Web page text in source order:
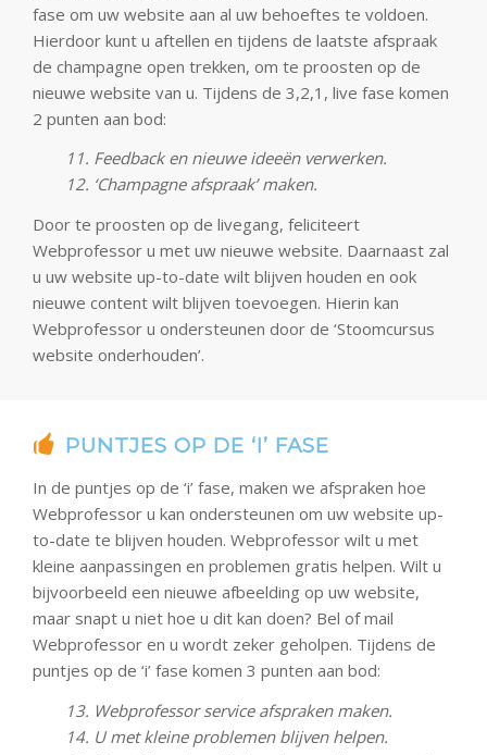
fase om uw website aan al uw behoeftes te voldoen.
Hierdoor kunt u aftellen en tijdens de laatste afspraak
de champagne open trekken, om te proosten op de
nieuwe website van u. Tijdens de 3,2,1, live fase komen
2 punten aan bod:
11. Feedback en nieuwe ideeën verwerken.
12. ‘Champagne afspraak’ maken.
Door te proosten op de livegang, feliciteert
Webprofessor u met uw nieuwe website. Daarnaast zal
u uw website up-to-date wilt blijven houden en ook
nieuwe content wilt blijven toevoegen. Hierin kan
Webprofessor u ondersteunen door de ‘Stoomcursus
website onderhouden’.
PUNTJES OP DE ‘I’ FASE
In de puntjes op de ‘i’ fase, maken we afspraken hoe
Webprofessor u kan ondersteunen om uw website up-
to-date te blijven houden. Webprofessor wilt u met
kleine aanpassingen en problemen gratis helpen. Wilt u
bijvoorbeeld een nieuwe afbeelding op uw website,
maar snapt u niet hoe u dit kan doen? Bel of mail
Webprofessor en u wordt zeker geholpen. Tijdens de
puntjes op de ‘i’ fase komen 3 punten aan bod:
13. Webprofessor service afspraken maken.
14. U met kleine problemen blijven helpen.